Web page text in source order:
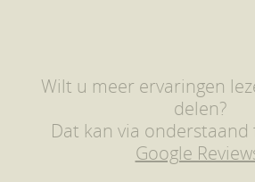
Wilt u meer ervaringen
delen?
Dat kan via
Google